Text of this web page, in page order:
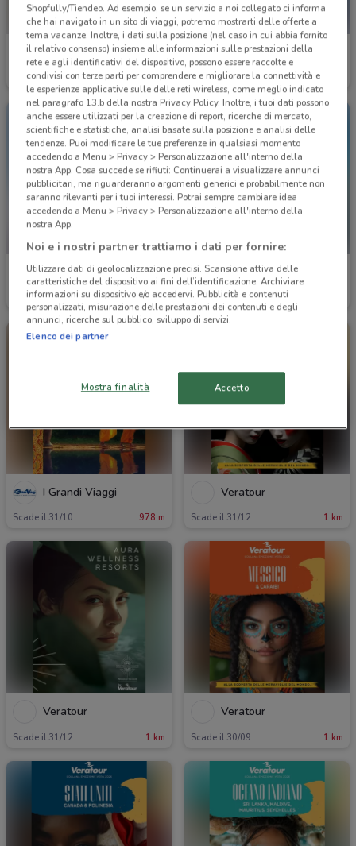
Atitur
Scade il 31/12 951 m
Futura Vacanze
Scade il 31/12 951 m
I Grandi Viaggi
Scade il 31/12 978 m
I Grandi Viaggi
Scade il 31/12
I Grandi Viaggi
Scade il 31/10 978 m
Veratour
Scade il 31/12 1 km
Veratour
Scade il 31/12 1 km
Veratour
Scade il 30/09 1 km
Shopfully/Tiendeo. Ad esempio, se un servizio a noi collegato ci informa
che hai navigato in un sito di viaggi, potremo mostrarti delle offerte a
tema vacanze. Inoltre, i dati sulla posizione (nel caso in cui abbia fornito
il relativo consenso) insieme alle informazioni sulle prestazioni della
rete e agli identificativi del dispositivo, possono essere raccolte e
condivisi con terze parti per comprendere e migliorare la connettività e
le esperienze applicative sulle delle reti wireless, come meglio indicato
nel paragrafo 13.b della nostra Privacy Policy. Inoltre, i tuoi dati possono
anche essere utilizzati per la creazione di report, ricerche di mercato,
scientifiche e statistiche, analisi basate sulla posizione e analisi delle
tendenze. Puoi modificare le tue preferenze in qualsiasi momento
accedendo a Menu > Privacy > Personalizzazione all'interno della
nostra App. Cosa succede se rifiuti: Continuerai a visualizzare annunci
pubblicitari, ma riguarderanno argomenti generici e probabilmente non
saranno rilevanti per i tuoi interessi. Potrai sempre cambiare idea
accedendo a Menu > Privacy > Personalizzazione all'interno della
nostra App.
Noi e i nostri partner trattiamo i dati per fornire:
Utilizzare dati di geolocalizzazione precisi. Scansione attiva delle
caratteristiche del dispositivo ai fini dell’identificazione. Archiviare
informazioni su dispositivo e/o accedervi. Pubblicità e contenuti
personalizzati, misurazione delle prestazioni dei contenuti e degli
annunci, ricerche sul pubblico, sviluppo di servizi.
Elenco dei partner
Mostra finalità Accetto